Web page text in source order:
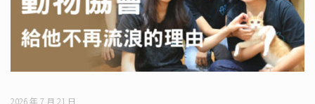
2026 年 7 月 21 日